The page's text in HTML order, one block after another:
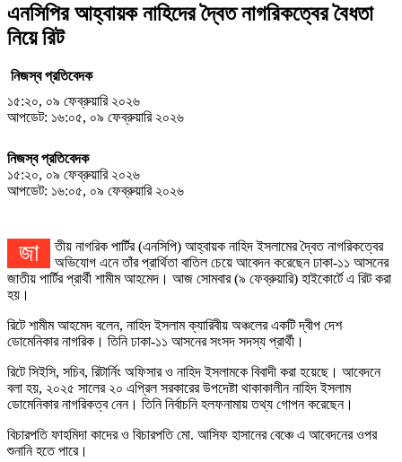
এনসিপির আহ্বায়ক নাহিদের দ্বৈত নাগরিকত্বের বৈধতা
নিয়ে রিট
নিজস্ব প্রতিবেদক
১৫:২০, ০৯ ফেব্রুয়ারি ২০২৬
আপডেট: ১৬:০৫, ০৯ ফেব্রুয়ারি ২০২৬
নিজস্ব প্রতিবেদক
১৫:২০, ০৯ ফেব্রুয়ারি ২০২৬
আপডেট: ১৬:০৫, ০৯ ফেব্রুয়ারি ২০২৬
জাতীয় নাগরিক পার্টির (এনসিপি) আহ্বায়ক নাহিদ ইসলামের দ্বৈত নাগরিকত্বের
অভিযোগ এনে তাঁর প্রার্থিতা বাতিল চেয়ে আবেদন করেছেন ঢাকা-১১ আসনের
জাতীয় পার্টির প্রার্থী শামীম আহমেদ। আজ সোমবার (৯ ফেব্রুয়ারি) হাইকোর্টে এ রিট করা
হয়।
রিটে শামীম আহমেদ বলেন, নাহিদ ইসলাম ক্যারিবীয় অঞ্চলের একটি দ্বীপ দেশ
ডোমেনিকার নাগরিক। তিনি ঢাকা-১১ আসনের সংসদ সদস্য প্রার্থী।
রিটে সিইসি, সচিব, রিটার্নিং অফিসার ও নাহিদ ইসলামকে বিবাদী করা হয়েছে। আবেদনে
বলা হয়, ২০২৫ সালের ২০ এপ্রিল সরকারের উপদেষ্টা থাকাকালীন নাহিদ ইসলাম
ডোমেনিকার নাগরিকত্ব নেন। তিনি নির্বাচনি হলফনামায় তথ্য গোপন করেছেন।
বিচারপতি ফাহমিদা কাদের ও বিচারপতি মো. আসিফ হাসানের বেঞ্চে এ আবেদনের ওপর
শুনানি হতে পারে।